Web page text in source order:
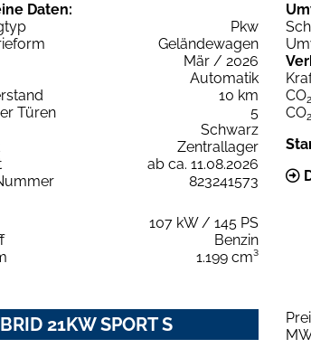
Daten:
Pkw
Geländewagen
Mär / 2026
Automatik
10 km
Türen
5
Schwarz
Zentrallager
ab ca. 11.08.2026
823241573
107 kW / 145 PS
Benzin
1.199 cm³
CO2
CO2
21KW SPORT S